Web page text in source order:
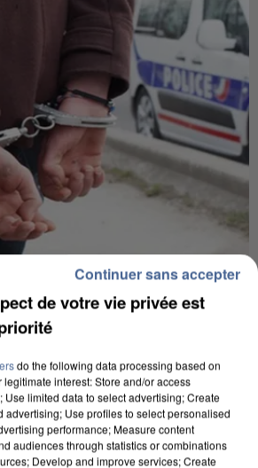
de la DZ Mafia interpellé en
tôt.
de votre vie privée est
do the following data processing based on
interest: Store and/or access
limited data to select advertising; Create
advertising; Use profiles to select personalised
performance; Measure content
audiences through statistics or combinations
Develop and improve services; Create
Continuer sans accepter